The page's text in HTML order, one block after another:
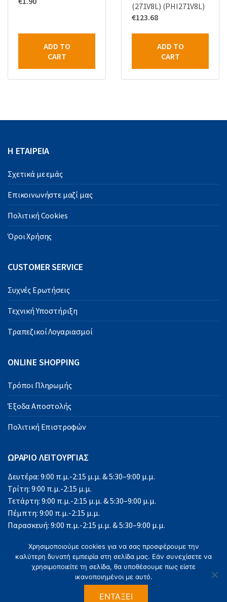
ADD TO
CART
(271V8L) (PHI271V8L)
€123.68
ADD TO
CART
Η ΕΤΑΙΡΕΙΑ
Σχετικά με εμάς
Επικοινωνήστε μαζί μας
Πολιτική Cookies
Όροι Χρήσης
CUSTOMER SERVICE
Συχνές Ερωτήσεις
Τεχνική Υποστήριξη
Τραπεζικοί Λογαριασμοί
ONLINE SHOPPING
Τρόποι Πληρωμής
Έξοδα Αποστολής
Πολιτική Επιστροφών
ΩΡΑΡΙΟ ΛΕΙΤΟΥΡΓΙΑΣ
Δευτέρα: 9:00 π.μ.-2:15 μ.μ. & 5:30–9:00 μ.μ.
Τρίτη: 9:00 π.μ.-2:15 μ.μ.
Τετάρτη: 9:00 π.μ.-2:15 μ.μ. & 5:30–9:00 μ.μ.
Πέμπτη: 9:00 π.μ.-2:15 μ.μ.
Παρασκευή: 9:00 π.μ.-2:15 μ.μ. & 5:30–9:00 μ.μ.
Κυριακή: Κλειστά
©2023 Office Solutions
Χρησιμοποιούμε cookies για να σας προσφέρουμε την
καλύτερη δυνατή εμπειρία στη σελίδα μας. Εάν συνεχίσετε να
χρησιμοποιείτε τη σελίδα, θα υποθέσουμε πως είστε
ικανοποιημένοι με αυτό.
ΕΝΤΆΞΕΙ